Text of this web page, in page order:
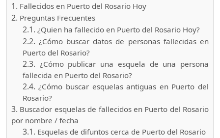
1. Fallecidos en Puerto del Rosario Hoy
2. Preguntas Frecuentes
2.1. ¿Quien ha fallecido en Puerto del Rosario Hoy?
2.2. ¿Cómo buscar datos de personas fallecidas en
Puerto del Rosario?
2.3. ¿Cómo publicar una esquela de una persona
fallecida en Puerto del Rosario?
2.4. ¿Cómo buscar esquelas antiguas en Puerto del
Rosario?
3. Buscador esquelas de fallecidos en Puerto del Rosario
por nombre / fecha
3.1. Esquelas de difuntos cerca de Puerto del Rosario